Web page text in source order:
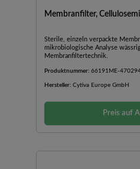
Membranfilter,
Sterile, einzeln verpackte
mikrobiologische Analyse
Membranfiltertechnik.
Produktnummer: 66191ME-
Hersteller: Cytiva Europe GmbH
Preis auf